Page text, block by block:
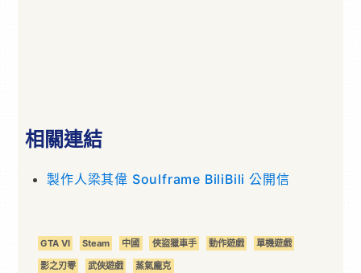
相關連結
製作人梁其偉 Soulframe BiliBili 公開信
GTA VI Steam 中國 俠盜獵車手 動作遊戲
單機遊戲
影之刃零
武俠遊戲 蒸氣龐克